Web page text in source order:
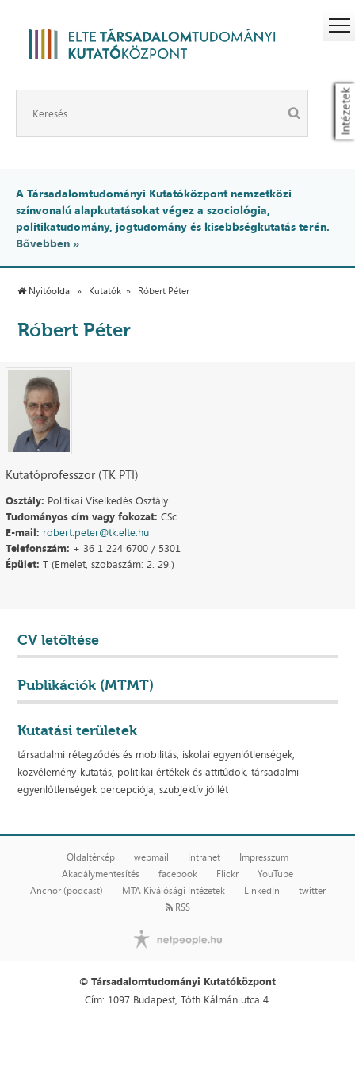
Intézetek
A Társadalomtudományi Kutatóközpont nemzetközi
színvonalú alapkutatásokat végez a szociológia,
politikatudomány, jogtudomány és kisebbségkutatás terén.
Bővebben »
Nyitóoldal Kutatók Róbert Péter
Róbert Péter
Kutatóprofesszor (TK PTI)
Osztály: Politikai Viselkedés Osztály
Tudományos cím vagy fokozat: CSc
E-mail: robert.peter@tk.elte.hu
Telefonszám: + 36 1 224 6700 / 5301
Épület: T (Emelet, szobaszám: 2. 29.)
CV letöltése
Publikációk (MTMT)
Kutatási területek
társadalmi rétegződés és mobilitás, iskolai egyenlőtlenségek,
közvélemény-kutatás, politikai értékek és attitűdök, társadalmi
egyenlőtlenségek percepciója, szubjektív jóllét
Oldaltérkép webmail Intranet
Impresszum
Akadálymentesítés
facebook Flickr
YouTube
Anchor (podcast)
MTA Kiválósági Intézetek LinkedIn
twitter
RSS
© Társadalomtudományi Kutatóközpont
Cím: 1097 Budapest, Tóth Kálmán utca 4.